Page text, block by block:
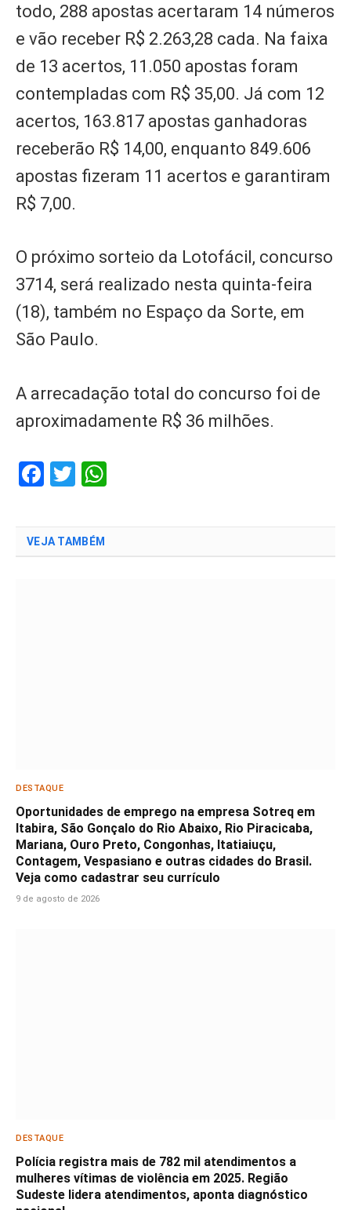
todo, 288 apostas acertaram 14 números
e vão receber R$ 2.263,28 cada. Na faixa
de 13 acertos, 11.050 apostas foram
contempladas com R$ 35,00. Já com 12
acertos, 163.817 apostas ganhadoras
receberão R$ 14,00, enquanto 849.606
apostas fizeram 11 acertos e garantiram
R$ 7,00.
O próximo sorteio da Lotofácil, concurso
3714, será realizado nesta quinta-feira
(18), também no Espaço da Sorte, em
São Paulo.
A arrecadação total do concurso foi de
aproximadamente R$ 36 milhões.
Facebook
Twitter
VEJA TAMBÉM
DESTAQUE
Oportunidades de emprego na empresa Sotreq em
Itabira, São Gonçalo do Rio Abaixo, Rio Piracicaba,
Mariana, Ouro Preto, Congonhas, Itatiaiuçu,
Contagem, Vespasiano e outras cidades do Brasil.
Veja como cadastrar seu currículo
9 de agosto de 2026
DESTAQUE
Polícia registra mais de 782 mil atendimentos a
mulheres vítimas de violência em 2025. Região
Sudeste lidera atendimentos, aponta diagnóstico